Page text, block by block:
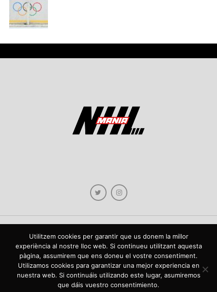
Copyright © 2021 NHLmania.com. Tots els drets reservats / Todos los derechos
reservados. NHLmania és una web dedicada a la difusió de contingut sobre la
NHL, tant en català com en castellà. L'escut de NHLmania.com és propietat de la
web en qüestió. NHLmania es una web dedicada a la difusión de contenido sobre
la NHL, tanto en español como en catalán. El escudo deNHLmania.com es
propiedad de dicha web.
Utilitzem cookies per garantir que us donem la millor
experiència al nostre lloc web. Si continueu utilitzant aquesta
pàgina, assumirem que ens doneu el vostre consentiment.
Utilizamos cookies para garantizar una mejor experiencia en
nuestra web. Si continuáis utilizando este lugar, asumiremos
que dáis vuestro consentimiento.